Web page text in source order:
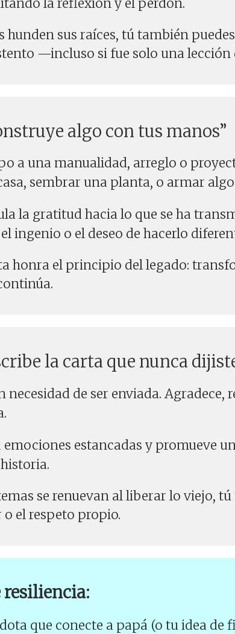
la reflexión y el perdón.
hunden sus raíces, tú también
—incluso si fue solo una lección
algo con tus manos”
a una manualidad, arreglo o
sembrar una planta, o armar
la gratitud hacia lo que se ha
ingenio o el deseo de hacerlo
honra el principio del legado:
la carta que nunca
necesidad de ser enviada. Agradece,
emociones estancadas y promueve
se renuevan al liberar lo viejo,
el respeto propio.
que conecte a papá (o tu idea de